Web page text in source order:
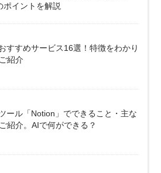
ポイントを解説
すすめサービス16選！特徴をわかり
紹介
ール「Notion」でできること・主な
紹介。AIで何ができる？